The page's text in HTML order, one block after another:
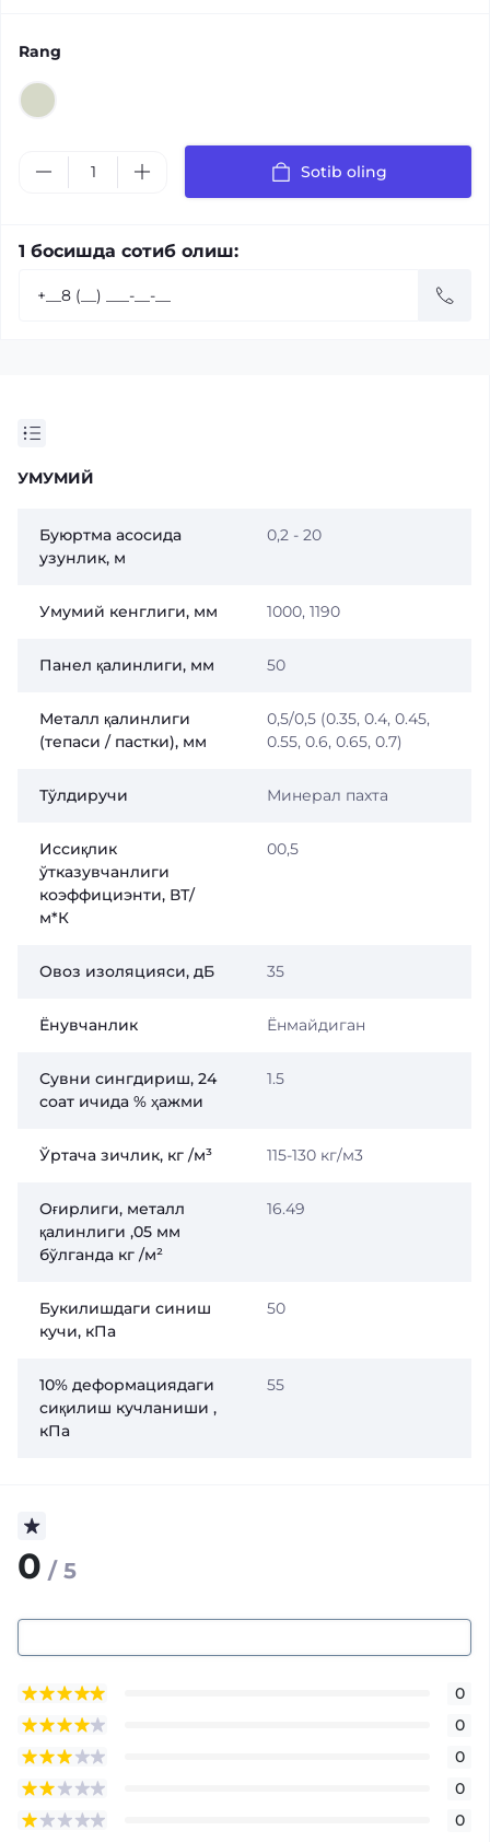
Rang
Sotib oling
1 босишда сотиб олиш:
УМУМИЙ
Буюртма асосида
узунлик, м
0,2 - 20
Умумий кенглиги, мм 1000, 1190
Панел қалинлиги, мм 50
Металл қалинлиги
(тепаси / пастки), мм
0,5/0,5 (0.35, 0.4, 0.45,
0.55, 0.6, 0.65, 0.7)
Тўлдиручи Минерал пахта
Иссиқлик
ўтказувчанлиги
коэффициэнти, ВТ/
м*К
00,5
Овоз изоляцияси, дБ 35
Ёнувчанлик Ёнмайдиган
Сувни сингдириш, 24
соат ичида % ҳажми
1.5
Ўртача зичлик, кг /м³ 115-130 кг/м3
Оғирлиги, металл
қалинлиги ,05 мм
бўлганда кг /м²
16.49
Букилишдаги синиш
кучи, кПа
50
10% деформациядаги
сиқилиш кучланиши ,
кПа
55
0 / 5
0
0
0
0
0